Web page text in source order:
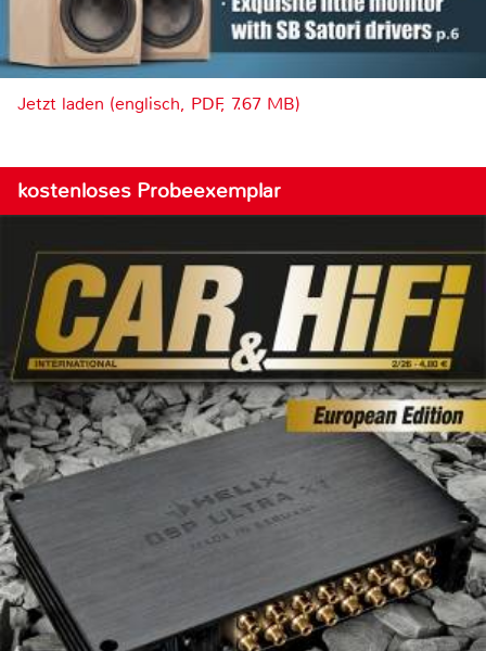
Jetzt laden (englisch, PDF, 7.67 MB)
kostenloses Probeexemplar